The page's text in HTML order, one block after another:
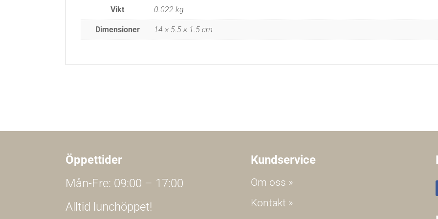
Vikt 0.022 kg
Dimensioner 14 × 5.5 × 1.5 cm
Öppettider
Mån-Fre: 09:00 – 17:00
Alltid lunchöppet!
Kundservice
Om oss »
Kontakt »